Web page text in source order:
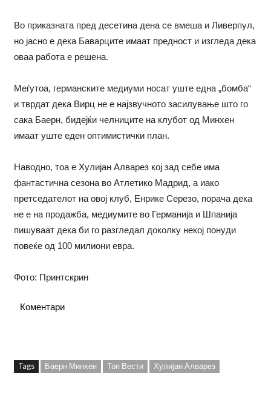
Во приказната пред десетина дена се вмеша и Ливерпул,
но јасно е дека Баварците имаат предност и изгледа дека
оваа работа е решена.
Меѓутоа, германските медиуми носат уште една „бомба“
и тврдат дека Вирц не е најзвучното засилување што го
сака Баерн, бидејќи челниците на клубот од Минхен
имаат уште еден оптимистички план.
Наводно, тоа е Хулијан Алварез кој зад себе има
фантастична сезона во Атлетико Мадрид, а иако
претседателот на овој клуб, Енрике Серезо, порача дека
не е на продажба, медиумите во Германија и Шпанија
пишуваат дека би го разгледал доколку некој понуди
повеќе од 100 милиони евра.
Фото: Принтскрин
Коментари
Tags Баерн Минхен Топ Вести Хулијан Алварез